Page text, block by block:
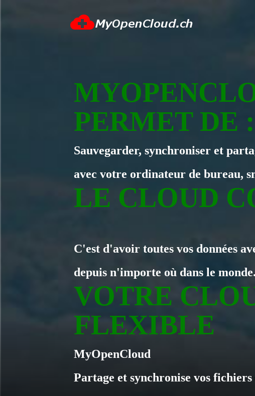
PERMET DE :
Sauvegarder, synchroniser et
avec votre ordinateur de bureau,
LE CLOUD
C'est d'avoir toutes vos données
depuis n'importe où dans le monde.
VOTRE
FLEXIBLE
MyOpenCloud
Partage et synchronise vos fichiers